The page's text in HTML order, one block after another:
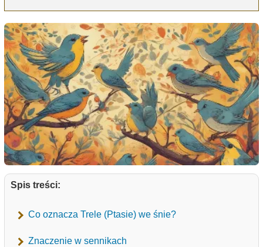
Spis treści:
Co oznacza Trele (Ptasie) we śnie?
Znaczenie w sennikach